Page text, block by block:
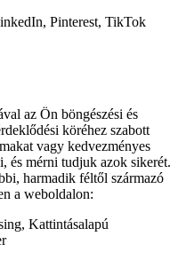
Pinterest, TikTok
az Ön böngészési és
köréhez szabott
vagy kedvezményes
és mérni tudjuk azok sikerét.
harmadik féltől származó
a weboldalon:
Kattintásalapú